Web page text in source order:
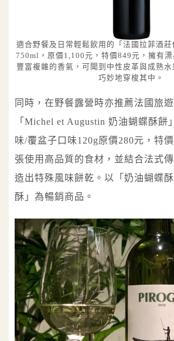
適合野餐及日常輕鬆飲用的「法國拉菲酒莊
750ml，原價1,100元，特價849元，擁有漂
豐富複雜的香氣，可聞到中性皮革與成熟
巧妙地穿梭其中。
同時，在野餐露營時亦推薦法國旅
「Michel et Augustin 奶油蝴蝶酥餅
味/覆盆子口味120g原價280元，特
張使用高品質的食材，並結合法式
造出特殊風味餅乾。以「奶油蝴蝶
酥」為暢銷商品。